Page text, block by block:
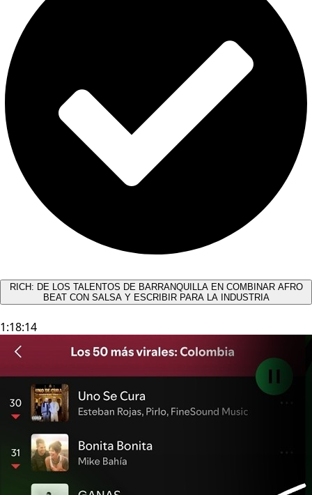
RICH: DE LOS TALENTOS DE BARRANQUILLA EN COMBINAR AFRO
BEAT CON SALSA Y ESCRIBIR PARA LA INDUSTRIA
1:18:14